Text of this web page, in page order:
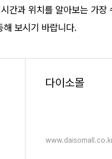
간과 위치를 알아보는 가
보시기 바랍니다.
다이소몰